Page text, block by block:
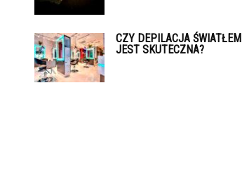
CZY DEPILACJA ŚWIATŁEM
JEST SKUTECZNA?